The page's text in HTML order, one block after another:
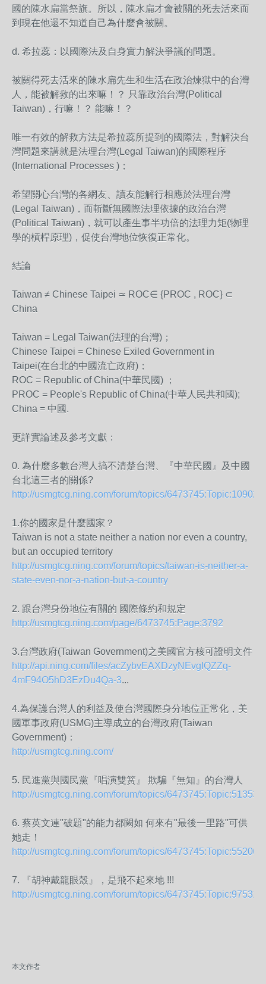
國的陳水扁當祭旗。所以 ，陳水扁才會被關的死去活來而
到現在他還不知道自己為什麼會被關。
d. 希拉蕊：以國際法及自身實力解決爭議的問題。
被關得死去活來的陳水扁先生和生活在政治煉獄中的台灣
人
，能被解救的出來嘛！？ 只靠政治台灣(Political
Taiwan)，行嘛！？ 能嘛！？
唯一有效的解救方法是希拉蕊所提到的國際法，對解決台
灣問題來講就是法理台灣(Legal Taiwan)的國際程序
(International
Processes )；
希望關心台灣的各網友、讀友能解行相應於法理台灣
(Legal Taiwan)，而斬斷無國際法理依據的政治台灣
(Po litical Taiwan)，就可以產生事半功倍的法理力矩(物理
學的槓桿原理)，促使台灣地位恢復正常化。
結論
Taiwan ≠ Chinese Taipei ≃ ROC∈ {PROC , ROC} ⊂
China
Taiwan = Legal Taiwan(法理的台灣)；
Chinese Taipei = Chinese Exiled Government in
Taipei(在台北的中國流亡政府)；
ROC = Republic of China(中華民國) ；
PROC = People's Republic of China(中華人民共和國);
China = 中國.
更詳實論述及參考文獻：
0. 為什麼多數台灣人搞不清楚台灣、『中華民國』及中國
台北這三者的關係?
http://usmgtcg.ning.com/forum/topics/6473745:Topic:109023
1.你的國家是什麼國家？
Taiwan is not a state neither a nation nor even a country,
but an occupied territory
http://usmgtcg.ning.com/forum/topics/taiwan-is-neither-a-
state-even-nor-a-nation-but-a-country
2. 跟台灣身份地位有關的 國際條約和規定
http://usmgtcg.ning.com/page/6473745:Page:3792
3.台灣政府(Taiwan Government)之美國官方核可證明文件
http://api.ning.com/files/acZybvEAXDzyNEvgIQZZq-
4mF94O5hD3EzDu4Qa-3...
4.為保護台灣人的利益及使台灣國際身分地位正常化，美
國軍事政府(USMG)主導成立的台灣政府(Taiwan
Government)：
http://usmgtcg.ning.com/
5. 民進黨與國民黨『唱演雙簧』 欺騙『無知』的台灣人
http://usmgtcg.ning.com/forum/topics/6473745:Topic:51353
6. 蔡英文連"破題"的能力都闕如 何來有"最後一里路"可供
她走！
http://usmgtcg.ning.com/forum/topics/6473745:Topic:55206
7. 『胡神戴龍眼殼』，是飛不起來地 !!!
http://usmgtcg.ning.com/forum/topics/6473745:Topic:97531
本文作者